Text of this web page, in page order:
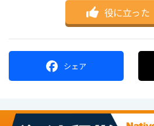
役に立った
シェア